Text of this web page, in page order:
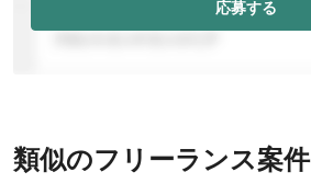
応募する
類似のフリーランス案件